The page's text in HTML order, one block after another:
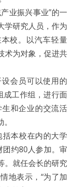
业振兴事业”的一
学研究人员，作为
校。以汽车轻量
术为对象，促进共
会员可以使用的
成工作组，进行面
和企业的交流活
本校在内的大学
约80人参加。审
。就任会长的研究
地表示，“为了加